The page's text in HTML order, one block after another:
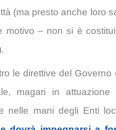
(ma presto anche loro
motivo – non si è
le direttive del
magari in
nelle mani degli Enti